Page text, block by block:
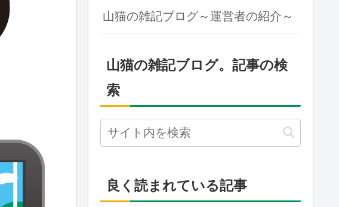
山猫の雑記ブログ～運営者の紹介～
山猫の雑記ブログ。記事の検
索
良く読まれている記事